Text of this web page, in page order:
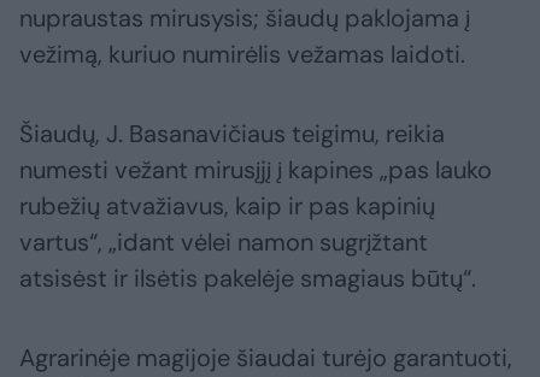
nupraustas mirusysis; šiaudų paklojama į
vežimą, kuriuo numirėlis vežamas laidoti.
Šiaudų, J. Basanavičiaus teigimu, reikia
numesti vežant mirusįjį į kapines „pas lauko
rubežių atvažiavus, kaip ir pas kapinių
vartus“, „idant vėlei namon sugrįžtant
atsisėst ir ilsėtis pakelėje smagiaus būtų“.
Agrarinėje magijoje šiaudai turėjo garantuoti,